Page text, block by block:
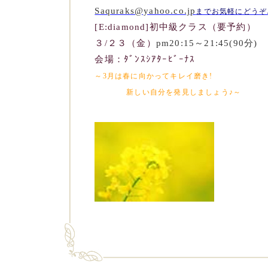
Saquraks@yahoo.co.jp までお気軽にどう
[E:diamond]初中級クラス
（要予約）
３/２３（金） pm20:15～21:45(90分)
会場：ﾀﾞﾝｽｼｱﾀｰﾋﾞｰﾅｽ
～3月は春に向かってキレイ磨き!
新しい自分を発見しましょう♪～